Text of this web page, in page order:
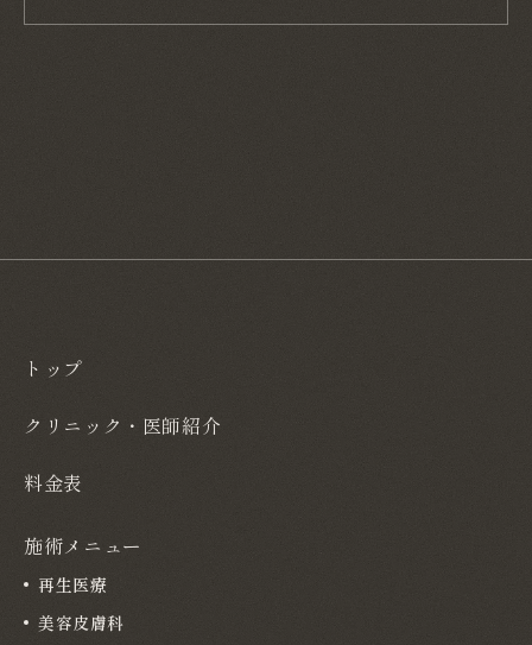
トップ
クリニック・医師紹介
料金表
施術メニュー
再生医療
美容皮膚科